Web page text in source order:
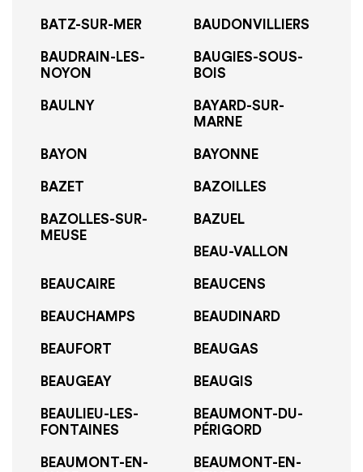
BATZ-SUR-MER BAUDONVILLIERS
BAUDRAIN-LES-
NOYON
BAUGIES-SOUS-
BOIS
BAULNY
BAYARD-SUR-
MARNE
BAYON BAYONNE
BAZET BAZOILLES
BAZOLLES-SUR-
MEUSE
BAZUEL
BEAU-VALLON
BEAUCAIRE BEAUCENS
BEAUCHAMPS BEAUDINARD
BEAUFORT BEAUGAS
BEAUGEAY BEAUGIS
BEAULIEU-LES-
FONTAINES
BEAUMONT-DU-
PÉRIGORD
BEAUMONT-EN-
BEAUMONT-EN-